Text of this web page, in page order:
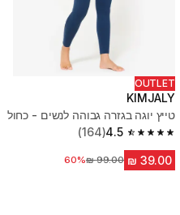
OUTLET
KIMJALY
טייץ יוגה בגזרה גבוהה לנשים - כחול
4.5
4.5 out of 5 stars from 164 reviews
(164)
מחיר לפני הנחה‏99.00 ₪
60%